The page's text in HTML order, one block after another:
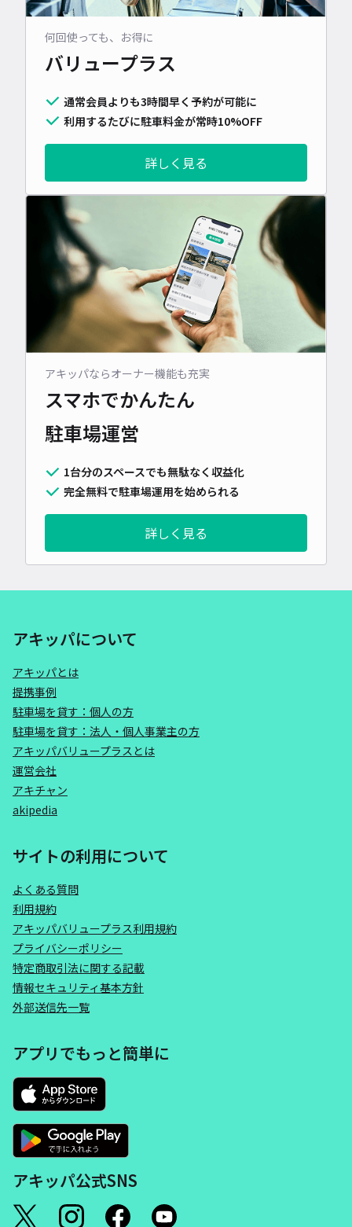
何回使っても、お得に
バリュープラス
通常会員よりも3時間早く予約が可能に
利用するたびに駐車料金が常時10%OFF
詳しく見る
アキッパならオーナー機能も充実
スマホでかんたん
駐車場運営
1台分のスペースでも無駄なく収益化
完全無料で駐車場運用を始められる
詳しく見る
アキッパについて
アキッパとは
提携事例
駐車場を貸す：個人の方
駐車場を貸す：法人・個人事業主の方
アキッパバリュープラスとは
運営会社
アキチャン
akipedia
サイトの利用について
よくある質問
利用規約
アキッパバリュープラス利用規約
プライバシーポリシー
特定商取引法に関する記載
情報セキュリティ基本方針
外部送信先一覧
アプリでもっと簡単に
アキッパ公式SNS